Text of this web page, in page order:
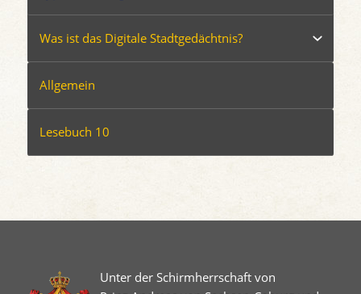
Was ist das Digitale Stadtgedächtnis?
Allgemein
Lesebuch 10
Unter der Schirmherrschaft von